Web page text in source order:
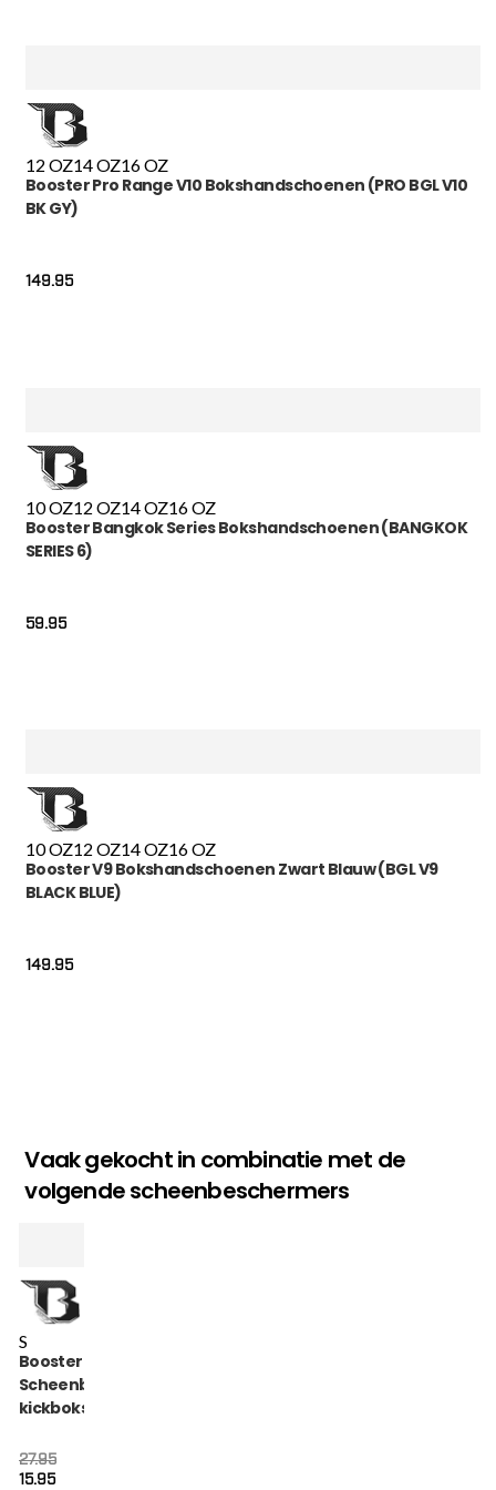
12 OZ14 OZ16 OZ
Booster Pro Range V10 Bokshandschoenen (PRO BGL V10
BK GY)
149.95
10 OZ12 OZ14 OZ16 OZ
Booster Bangkok Series Bokshandschoenen (BANGKOK
SERIES 6)
59.95
10 OZ12 OZ14 OZ16 OZ
Booster V9 Bokshandschoenen Zwart Blauw (BGL V9
BLACK BLUE)
149.95
Vaak gekocht in combinatie met de
volgende scheenbeschermers
S
Booster
Scheenbeschermer
kickboksen roze
27.95
Oorspronkelijke
prijs
15.95
Huidige
prijs